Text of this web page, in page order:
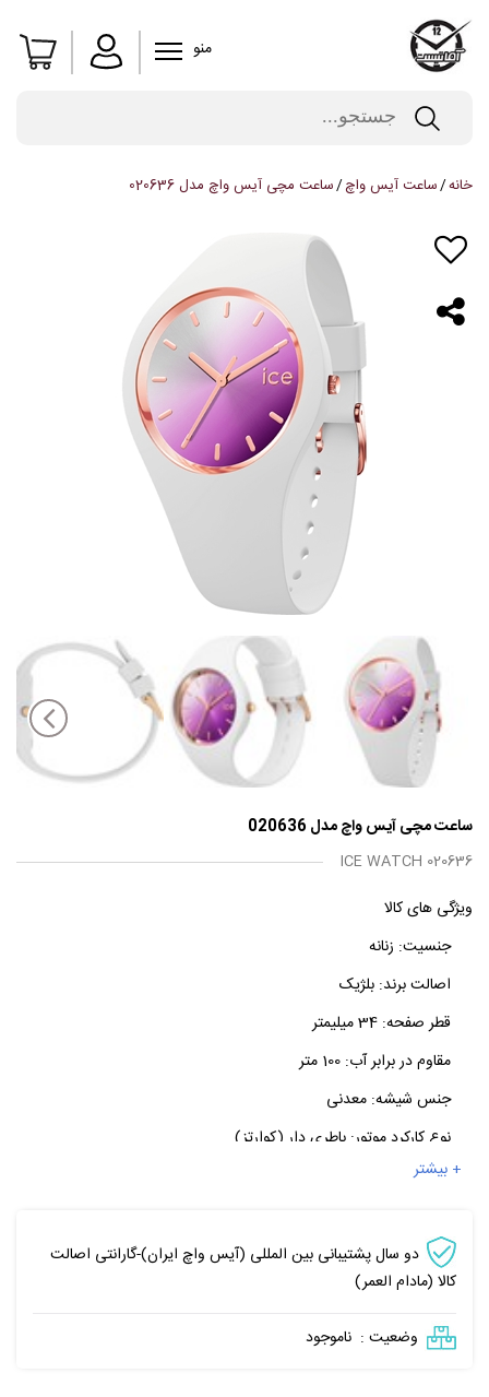
منو
خانه ساعت آیس واچ ساعت مچی آیس واچ مدل 020636
ساعت مچی آیس واچ مدل 020636
ICE WATCH 020636
ویژگی های کالا
جنسیت: زنانه
اصالت برند: بلژیک
قطر صفحه: 34 میلیمتر
مقاوم در برابر آب: 100 متر
جنس شیشه: معدنی
نوع کارکرد موتور: باطری دار (کوارتز)
+ بیشتر
دو سال پشتیبانی بین المللی (آیس واچ ایران)-گارانتی اصالت
کالا (مادام العمر)
وضعیت : ناموجود